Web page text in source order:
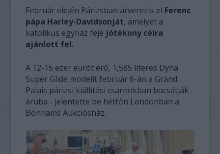
Február elején Párizsban árverezik el Ferenc
pápa Harley-Davidsonját, amelyet a
katolikus egyház feje jótékony célra
ajánlott fel.
A 12-15 ezer eurót érő, 1,585 literes Dyna
Super Glide modellt február 6-án a Grand
Palais párizsi kiállítási csarnokban bocsátják
áruba - jelentette be hétfőn Londonban a
Bonhams Aukciósház.